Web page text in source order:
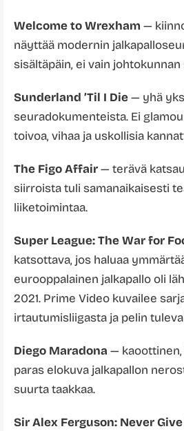
Welcome to Wrexham —
näyttää modernin
sisältäpäin, ei vain
Sunderland ’Til I Die— yhä
seuradokumenteista. Ei
toivoa, vihaa ja uskollisia
The Figo Affair— terävä
siirroista tuli samanaikaisesti
liiketoimintaa.
Super League: The War for
katsottava, jos haluaa
eurooppalainen jalkapallo oli
2021. Prime Video kuvailee
irtautumisliigasta ja pelin
Diego Maradona —
paras elokuva jalkapallon
suurta taakkaa.
Sir Alex Ferguson: Never